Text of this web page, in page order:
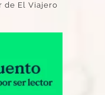
de El Viajero